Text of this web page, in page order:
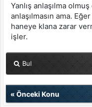
Yanlış anlaşılma
anlaşılmasın ama.
haneye klana zarar
işler.
Bul
« Önceki Konu